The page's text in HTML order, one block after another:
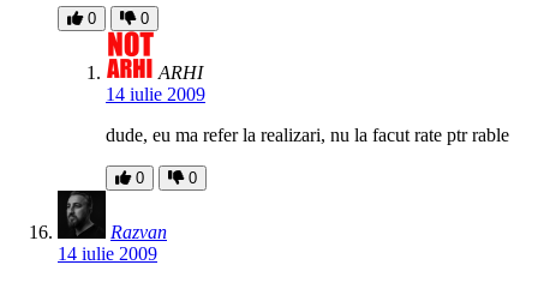
0 0
ARHI
14 iulie 2009
dude, eu ma refer la realizari, nu la facut rate ptr rable
0 0
Razvan
14 iulie 2009